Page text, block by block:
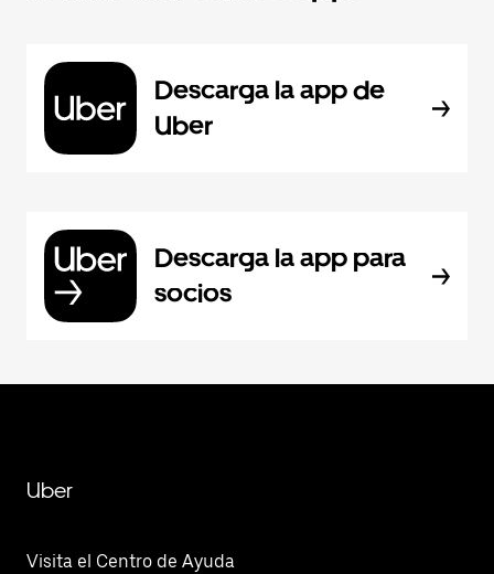
Descarga la app de
Uber
Descarga la app para
socios
Uber
Visita el Centro de Ayuda